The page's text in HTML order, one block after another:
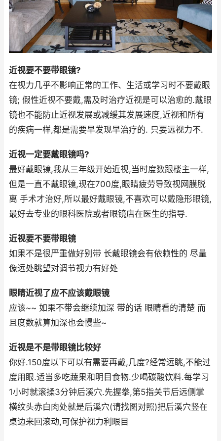
近视要不要带眼镜?
在视力几乎不影响正常的工作、生活或学习时不要戴眼
镜; 假性近视不要戴,需及时治疗近视是可以治愈的.戴眼
镜也不能防止近视发展或减缓其发展速度,近视和所有
的疾病一样,都是需要早发现早治疗的. 只要远视力不.
近视一定要戴眼镜吗?
最好戴眼镜,我从三年级开始近视,当时度数跟楼主一样,
但是一直不戴眼镜,现在700度,眼睛疲劳导致视网膜脱
离 手术才治好,所以最好戴眼镜,不喜欢可以戴隐形眼镜,
最好去专业的眼科医院或者眼镜店在医生的指导.
近视要不要带眼镜
如果不是很严重做好别带 长戴眼镜会有依赖性的 尽量
像远处眺望对调节视力有好处
眼睛近视了应不应该戴眼镜
应该~~ 如果不带会继续加深 带的话 眼睛看的清楚 而
且度数就算加深也会慢些~
近视是不是带眼镜比较好
你好.150度以下可以有需要再戴,几度?经常远眺,不能过
度用眼.适当多吃蔬果和明目食物.少喝碳酸饮料.每学习
1小时就滚揉3分钟后溪穴.先握拳,第5指关节后远侧掌
横纹头赤白肉处就是后溪穴(请找图对照)把后溪穴竖在
桌边来回滚动,可保护视力利眼目